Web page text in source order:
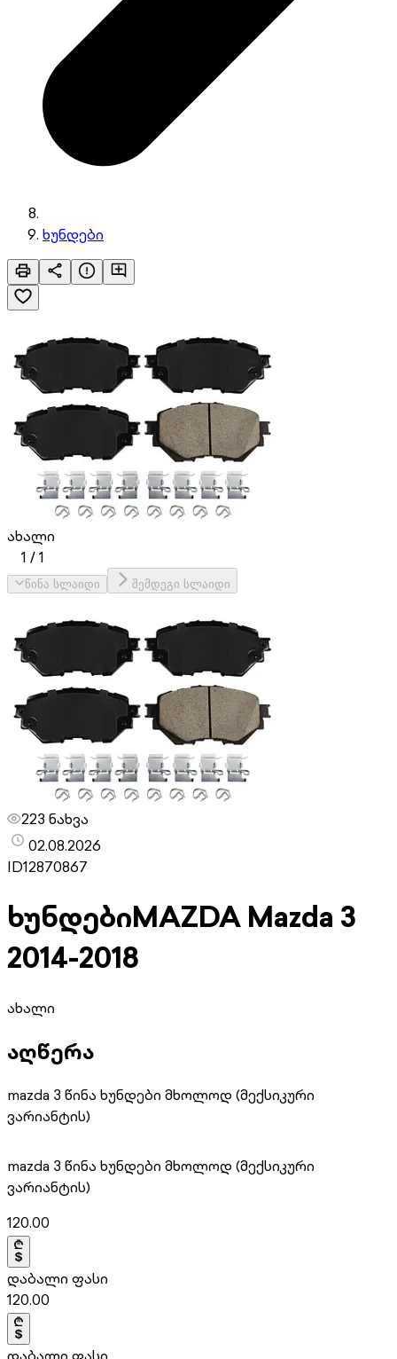
ხუნდები
ახალი
1 /1
წინა სლაიდი შემდეგი სლაიდი
223 ნახვა
02.08.2026
ID12870867
ხუნდებიMAZDA Mazda 3
2014-2018
ახალი
აღწერა
mazda 3 წინა ხუნდები მხოლოდ (მექსიკური
ვარიანტის)
mazda 3 წინა ხუნდები მხოლოდ (მექსიკური
ვარიანტის)
120.00
დაბალი ფასი
120.00